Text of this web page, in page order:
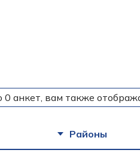
анкет, вам также
Районы